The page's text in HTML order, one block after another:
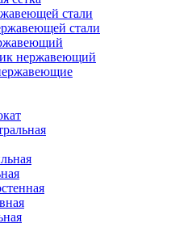
стали
стали
нержавеющий